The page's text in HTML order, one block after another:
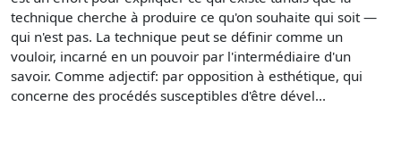
technique cherche à produire ce qu'on souhaite qui soit —
qui n'est pas. La technique peut se définir comme un
vouloir, incarné en un pouvoir par l'intermédiaire d'un
savoir. Comme adjectif: par opposition à esthétique, qui
concerne des procédés susceptibles d'être dével...